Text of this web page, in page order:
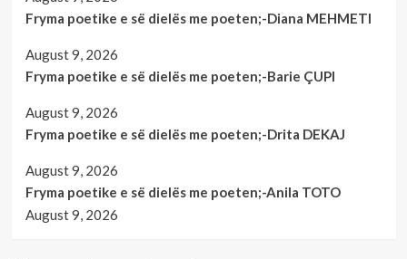
Fryma poetike e së dielës me poeten;-Diana MEHMETI
August 9, 2026
Fryma poetike e së dielës me poeten;-Barie ÇUPI
August 9, 2026
Fryma poetike e së dielës me poeten;-Drita DEKAJ
August 9, 2026
Fryma poetike e së dielës me poeten;-Anila TOTO
August 9, 2026